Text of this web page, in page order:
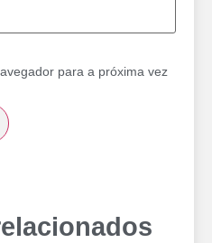
para a próxima vez